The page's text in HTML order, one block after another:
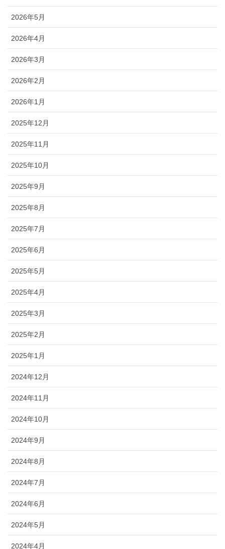
2026年5月
2026年4月
2026年3月
2026年2月
2026年1月
2025年12月
2025年11月
2025年10月
2025年9月
2025年8月
2025年7月
2025年6月
2025年5月
2025年4月
2025年3月
2025年2月
2025年1月
2024年12月
2024年11月
2024年10月
2024年9月
2024年8月
2024年7月
2024年6月
2024年5月
2024年4月